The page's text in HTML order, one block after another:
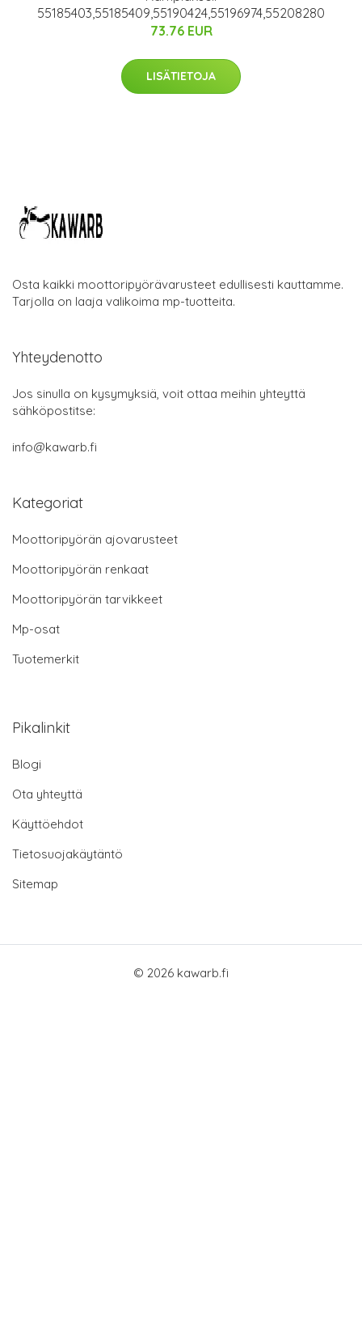
55185403,55185409,55190424,55196974,55208280
73.76 EUR
LISÄTIETOJA
Osta kaikki moottoripyörävarusteet edullisesti kauttamme.
Tarjolla on laaja valikoima mp-tuotteita.
Yhteydenotto
Jos sinulla on kysymyksiä, voit ottaa meihin yhteyttä
sähköpostitse:
info@kawarb.fi
Kategoriat
Moottoripyörän ajovarusteet
Moottoripyörän renkaat
Moottoripyörän tarvikkeet
Mp-osat
Tuotemerkit
Pikalinkit
Blogi
Ota yhteyttä
Käyttöehdot
Tietosuojakäytäntö
Sitemap
© 2026 kawarb.fi